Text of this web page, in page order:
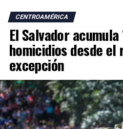
DON'T MISS
Panamá no ha sido agregada a
países de alto riesgo
CENTROAMÉRICA
El Salvador
homicidios desde el
excepción